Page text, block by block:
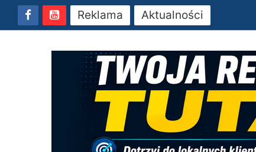
Reklama Aktualności